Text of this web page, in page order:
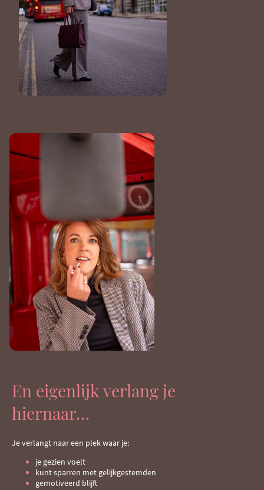
En eigenlijk verlang je
hiernaar…
Je verlangt naar een plek waar je:
je gezien voelt
kunt sparren met gelijkgestemden
gemotiveerd blijft